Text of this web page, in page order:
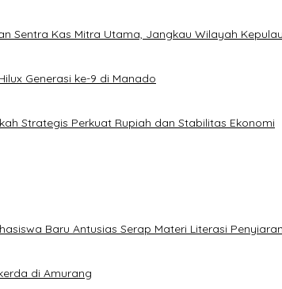
Sentra Kas Mitra Utama, Jangkau Wilayah
Generasi ke-9 di Manado
Strategis Perkuat Rupiah dan Stabilitas Ekonomi
Baru Antusias Serap Materi Literasi Penyiaran
di Amurang